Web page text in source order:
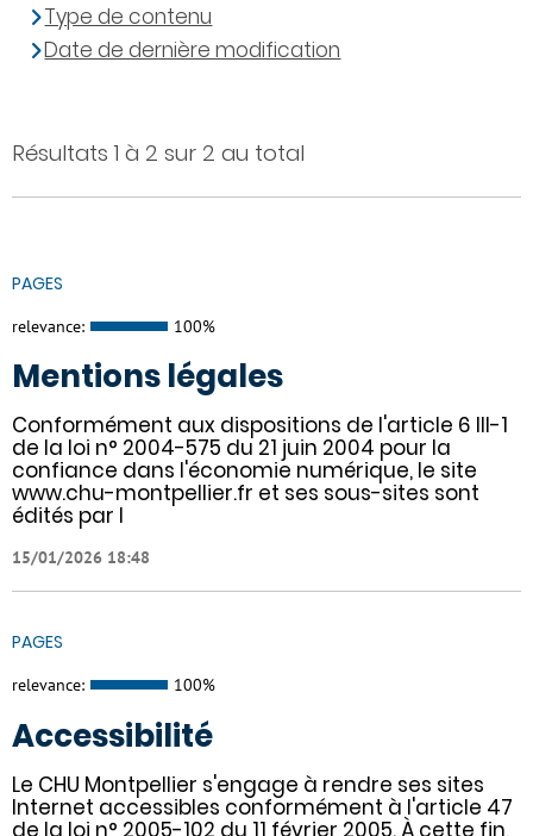
Résultats 1 à 2 sur 2 au total
PAGES
relevance: 100%
Mentions légales
Conformément aux dispositions de l'article 6 III-1
de la loi n° 2004-575 du 21 juin 2004 pour la
confiance dans l'économie numérique, le site
www.chu-montpellier.fr et ses sous-sites sont
édités par l
15/01/2026 18:48
PAGES
relevance: 100%
Accessibilité
Le CHU Montpellier s'engage à rendre ses sites
Internet accessibles conformément à l'article 47
de la loi n° 2005-102 du 11 février 2005. À cette fin,
Type de contenu
Date de dernière modification